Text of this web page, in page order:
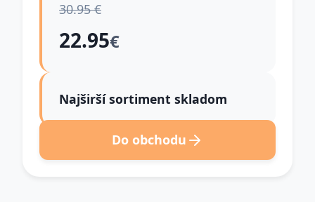
30.95 €
22.95€
Najširší sortiment skladom
Do obchodu